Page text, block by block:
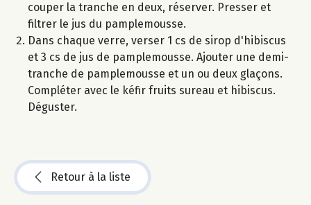
couper la tranche en deux, réserver. Presser et
filtrer le jus du pamplemousse.
Dans chaque verre, verser 1 cs de sirop d'hibiscus
et 3 cs de jus de pamplemousse. Ajouter une demi-
tranche de pamplemousse et un ou deux glaçons.
Compléter avec le kéfir fruits sureau et hibiscus.
Déguster.
Retour à la liste